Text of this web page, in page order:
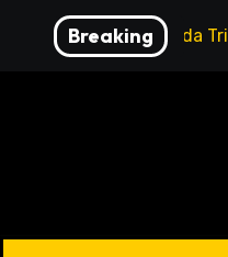
Breaking
Baking Soda